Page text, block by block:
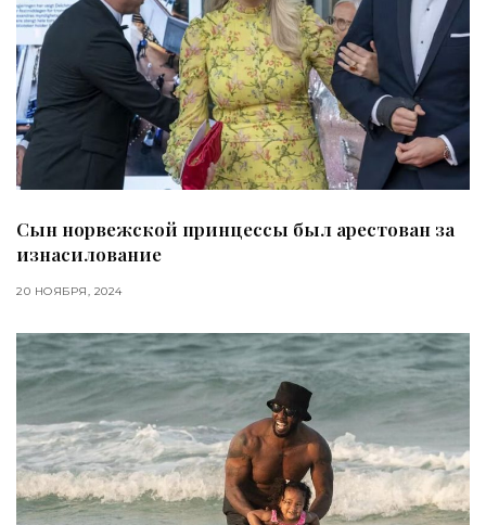
Сын норвежской принцессы был арестован за
изнасилование
20 НОЯБРЯ, 2024